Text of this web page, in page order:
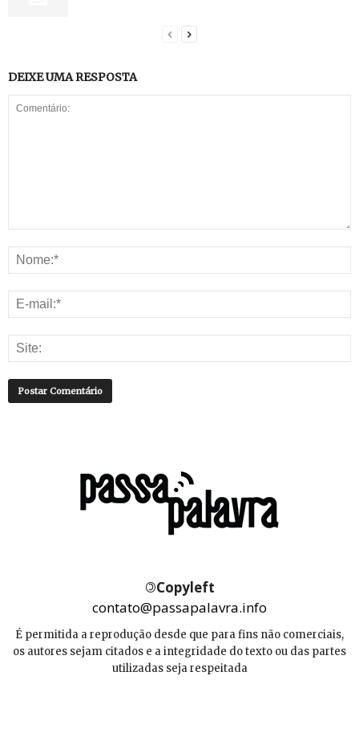
DEIXE UMA RESPOSTA
©Copyleft
contato@passapalavra.info
É permitida a reprodução desde que para fins não comerciais,
os autores sejam citados e a integridade do texto ou das partes
utilizadas seja respeitada